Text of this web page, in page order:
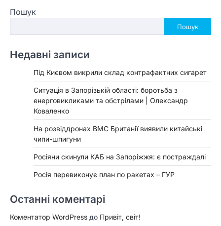
Пошук
Пошук
Недавні записи
Під Києвом викрили склад контрафактних сигарет
Ситуація в Запорізькій області: боротьба з
енерговикликами та обстрілами | Олександр
Коваленко
На розвіддронах ВМС Британії виявили китайські
чипи-шпигуни
Росіяни скинули КАБ на Запоріжжя: є постраждалі
Росія перевиконує план по ракетах – ГУР
Останні коментарі
Коментатор WordPress до Привіт, світ!